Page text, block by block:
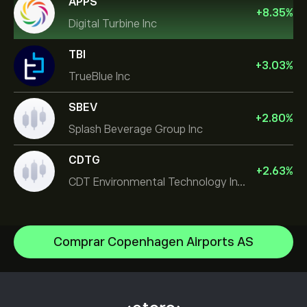
Digital Turbine Inc
+8.35%
TBI
TrueBlue Inc
+3.03%
SBEV
Splash Beverage Group Inc
+2.80%
CDTG
CDT Environmental Technology Investment Holdings L
+2.63%
Comprar Copenhagen Airports AS
Micron Technology, Inc.
Centro de ayuda
Cómo funciona el CopyTrading